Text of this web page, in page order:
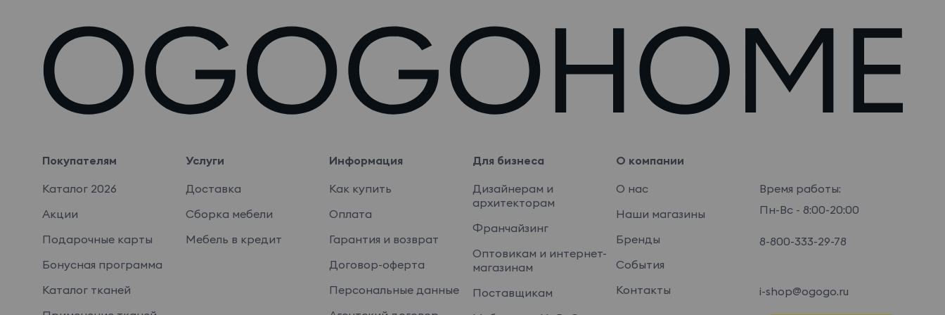
Покупателям
Каталог 2026
Акции
Подарочные карты
Бонусная программа
Каталог тканей
Услуги
Доставка
Сборка мебели
Мебель в кредит
Информация
Как купить
Оплата
Гарантия и возврат
Договор-оферта
Персональные данные
Для бизнеса
Дизайнерам и
архитекторам
Франчайзинг
Оптовикам и интернет-
магазинам
Поставщикам
О компании
О нас
Наши магазины
Бренды
События
Контакты
Время работы:
Пн-Вс - 8:00-20:00
8-800-333-29-78
i-shop@ogogo.ru